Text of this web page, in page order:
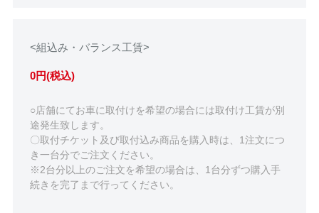
<組込み・バランス工賃>
0円(税込)
○店舗にてお車に取付けを希望の場合には取付け工賃が別
途発生致します。
〇取付チケット及び取付込み商品を購入時は、1注文につ
き一台分でご注文ください。
※2台分以上のご注文を希望の場合は、1台分ずつ購入手
続きを完了まで行ってください。